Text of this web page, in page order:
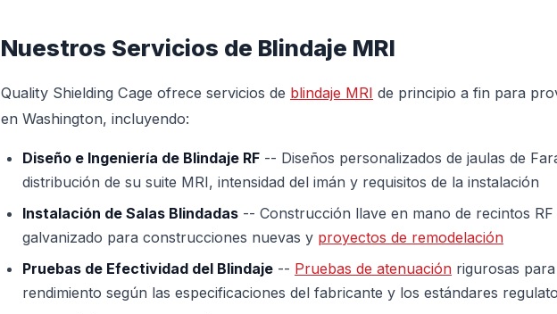
Nuestros Servicios de Blindaje MRI
Quality Shielding Cage ofrece servicios de blindaje MRI de principio a fin para
en Washington, incluyendo:
Diseño e Ingeniería de Blindaje RF -- Diseños personalizados de jaulas de
distribución de su suite MRI, intensidad del imán y requisitos de la instalación
Instalación de Salas Blindadas -- Construcción llave en mano de recintos
galvanizado para construcciones nuevas y proyectos de remodelación
Pruebas de Efectividad del Blindaje -- Pruebas de atenuación rigurosas
rendimiento según las especificaciones del fabricante y los estándares